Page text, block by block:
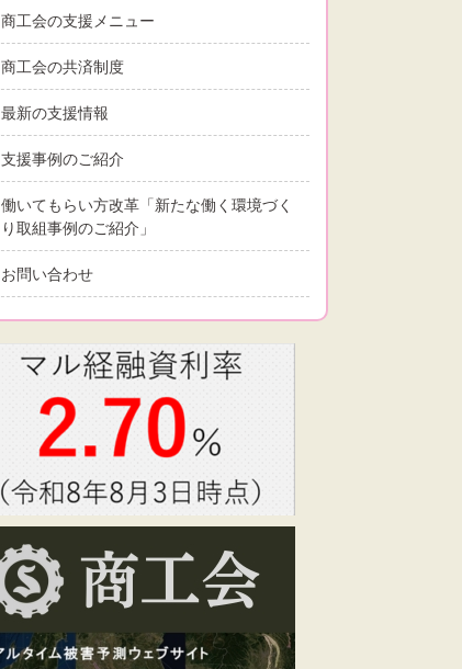
商工会の支援メニュー
商工会の共済制度
最新の支援情報
支援事例のご紹介
働いてもらい方改革「新たな働く環境づく
り取組事例のご紹介」
お問い合わせ